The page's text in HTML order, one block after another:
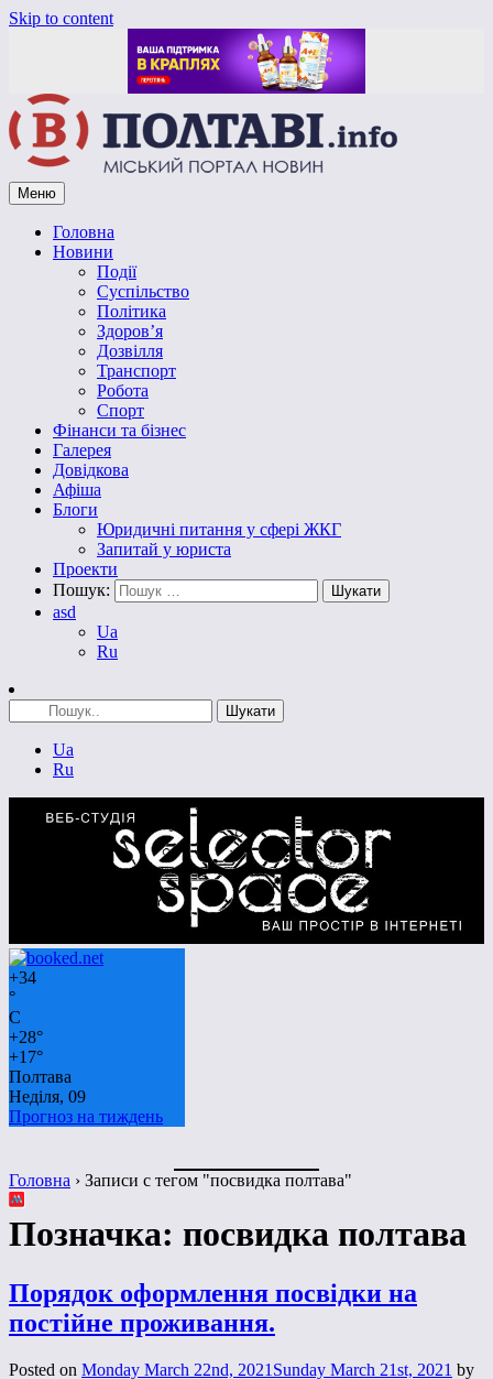
Skip to content
Vpoltave.info
Полтавський портал новин
Меню
Головна
Новини
Події
Суспільство
Політика
Здоров’я
Дозвілля
Транспорт
Робота
Спорт
Фінанси та бізнес
Галерея
Довідкова
Афіша
Блоги
Юридичні питання у сфері ЖКГ
Запитай у юриста
Проекти
Пошук:
asd
Ua
Ru
Ua
Ru
+34
°
C
+28°
+17°
Полтава
Неділя, 09
Прогноз на тиждень
Головна › Записи с тегом "посвидка полтава"
Позначка: посвидка полтава
Порядок оформлення посвідки на
постійне проживання.
Posted on Monday March 22nd, 2021 Sunday March 21st, 2021 by